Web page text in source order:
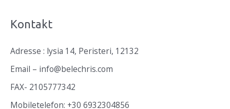
h
e
a
Kontakt
Adresse : lysia 14, Peristeri, 12132
Email – info@belechris.com
FAX- 2105777342
Mobiletelefon: +30 6932304856